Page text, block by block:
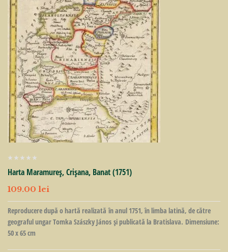
Harta Maramureș, Crișana, Banat (1751)
109.00 lei
Reproducere după o hartă realizată în anul 1751, în limba latină, de către
geograful ungar Tomka Szászky János și publicată la Bratislava. Dimensiune:
50 x 65 cm